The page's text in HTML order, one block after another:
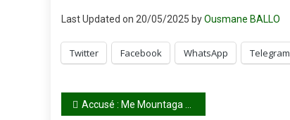
Last Updated on 20/05/2025 byOusmane BALLO
Twitter Facebook WhatsApp Telegram
Navigation
Accusé : Me Mountaga Tall dément toute ambition de devenir Premier ministre